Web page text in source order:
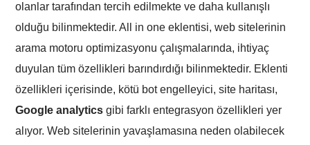
olanlar tarafından tercih edilmekte ve daha kullanışlı
olduğu bilinmektedir. All in one eklentisi, web sitelerinin
arama motoru optimizasyonu çalışmalarında, ihtiyaç
duyulan tüm özellikleri barındırdığı bilinmektedir. Eklenti
özellikleri içerisinde, kötü bot engelleyici, site haritası,
Google analytics gibi farklı entegrasyon özellikleri yer
alıyor. Web sitelerinin yavaşlamasına neden olabilecek